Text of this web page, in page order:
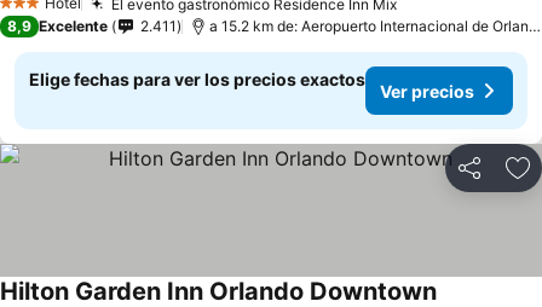
3 Estrellas
El evento gastronómico Residence Inn Mix
8,9 Excelente 2.411 a 15.2 km de: Aeropuerto Internacional de Orlando
Elige fechas para ver los precios exactos
Ver precios
Compartir
Hilton Garden Inn Orlando Downtown